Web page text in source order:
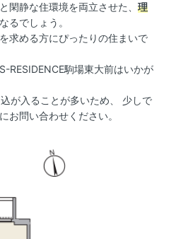
閑静な住環境を両立させた、 理
るでしょう。
求める方にぴったりの住まいで
RESIDENCE駒場東大前はいかが
が入ることが多いため、 少しで
お問い合わせください。